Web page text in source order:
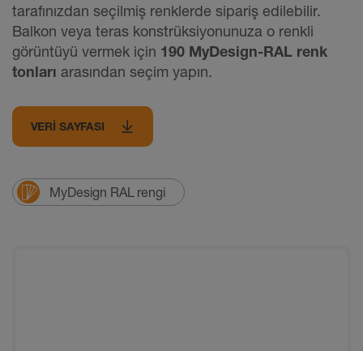
tarafınızdan seçilmiş renklerde sipariş edilebilir.
Balkon veya teras konstrüksiyonunuza o renkli
görüntüyü vermek için 190 MyDesign-RAL renk
tonları arasından seçim yapın.
VERI SAYFASI
MyDesign RAL rengi